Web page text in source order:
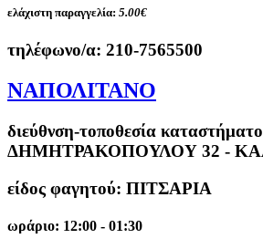
ελάχιστη παραγγελία: 5.00€
τηλέφωνο/α: 210-7565500
ΝΑΠΟΛΙΤΑΝΟ
διεύθνση-τοποθεσία
ΔΗΜΗΤΡΑΚΟΠΟΥΛΟΥ 32 -
είδος φαγητού: ΠΙΤΣΑΡΙΑ
ωράριο: 12:00 - 01:30